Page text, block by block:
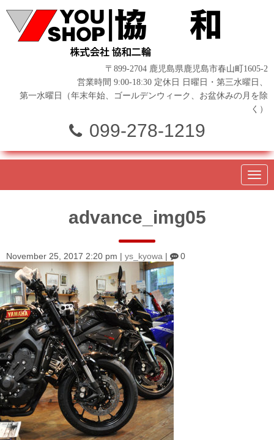
〒899-2704 鹿児島県鹿児島市春山町1605-2
営業時間 9:00-18:30 定休日 日曜日・第三水曜日、
第一水曜日（年末年始、ゴールデンウィーク、お盆休みの月を除
く）
099-278-1219
N
a
advance_img05
November 25, 2017 2:20 pm ys_kyowa 0